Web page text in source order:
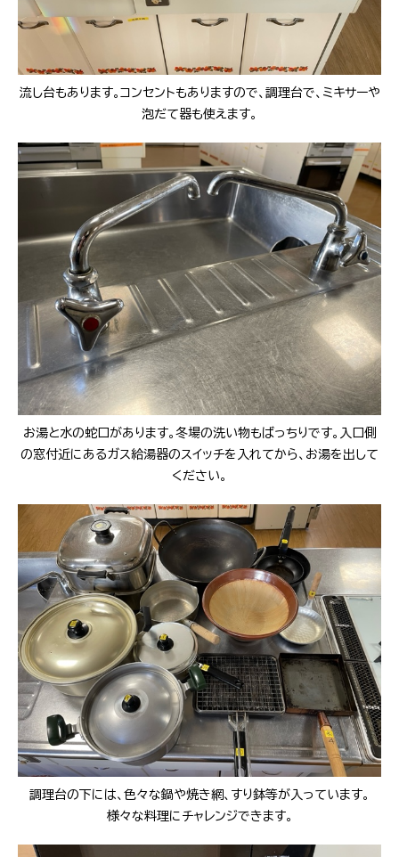
流し台もあります。コンセントもありますので、調理台で、ミキサーや
泡だて器も使えます。
お湯と水の蛇口があります。冬場の洗い物もばっちりです。入口側
の窓付近にあるガス給湯器のスイッチを入れてから、お湯を出して
ください。
調理台の下には、色々な鍋や焼き網、すり鉢等が入っています。
様々な料理にチャレンジできます。